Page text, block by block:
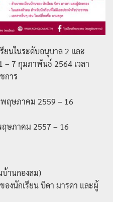
ยนในระดับอนุบาล 2 และ
7 กุมภาพันธ์ 2564 เวลา
การ
ฤษภาคม 2559 – 16
ษภาคม 2557 – 16
บ้านกองลม)
งนักเรียน บิดา มารดา และผู้